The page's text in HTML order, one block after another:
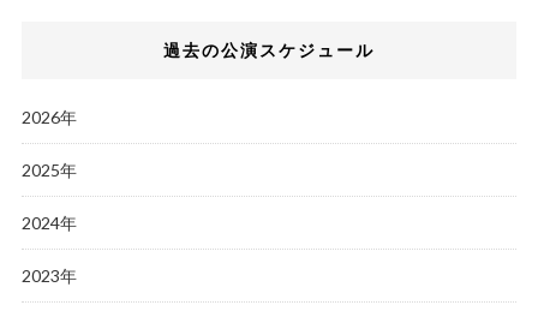
過去の公演スケジュール
2026年
2025年
2024年
2023年